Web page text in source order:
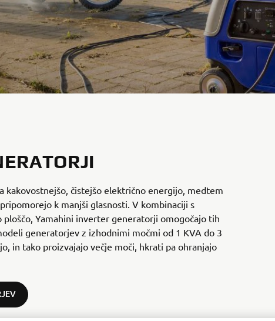
kakovostnejšo, čistejšo električno energijo, medtem
k manjši glasnosti. V kombinaciji s
Yamahini inverter generatorji omogočajo tih
generatorjev z izhodnimi močmi od 1 KVA do 3
in tako proizvajajo večje moči, hkrati pa ohranjajo